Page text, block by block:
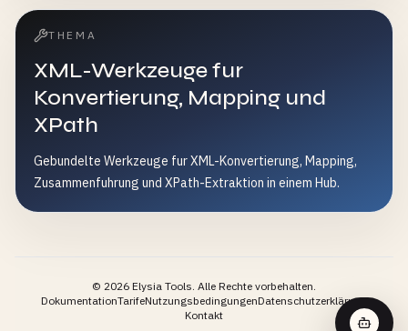
THEMA
XML-Werkzeuge fur
Konvertierung, Mapping und
XPath
Gebundelte Werkzeuge fur XML-Konvertierung, Mapping,
Zusammenfuhrung und XPath-Extraktion in einem Hub.
© 2026 Elysia Tools. Alle Rechte vorbehalten.
DokumentationTarifeNutzungsbedingungenDatenschutzerklärung
Kontakt